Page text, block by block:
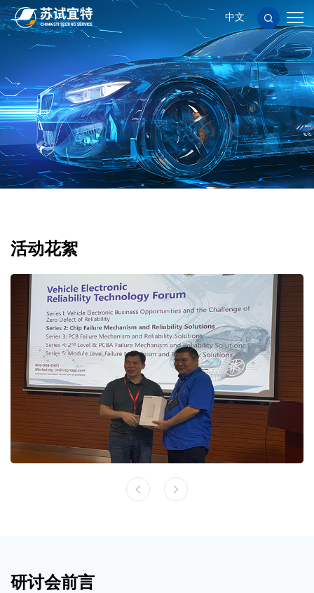
服
项
目
用
领
域
新
闻
资
讯
关
于
苏
人
力
联
中文
活动花絮
研讨会前言